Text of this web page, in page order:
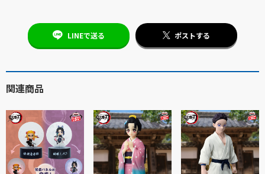
LINEで送る ポストする
関連商品